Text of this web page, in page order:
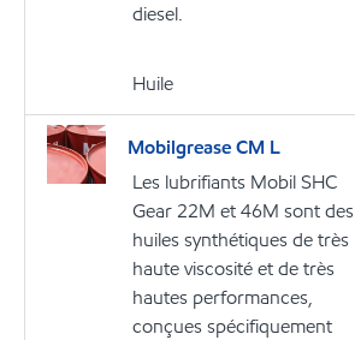
diesel.
Huile
Mobilgrease CM L
Les lubrifiants Mobil SHC
Gear 22M et 46M sont des
huiles synthétiques de très
haute viscosité et de très
hautes performances,
conçues spécifiquement